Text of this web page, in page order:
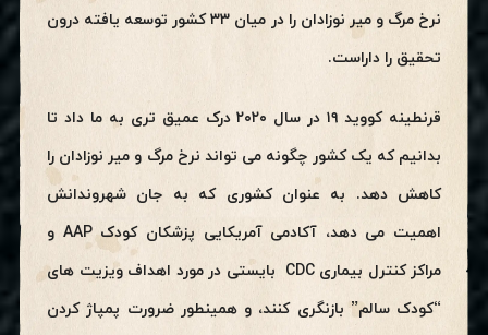
نرخ مرگ و میر نوزادان را در میان ۳۳ کشور توسعه یافته درون
تحقیق را داراست.
قرنطینه کووید ۱۹ در سال ۲۰۲۰ درک عمیق تری به ما داد تا
بدانیم که یک کشور چگونه می تواند نرخ مرگ و میر نوزادان را
کاهش دهد. به عنوان کشوری که به جان شهروندانش
اهمیت می دهد، آکادمی آمریکایی پزشکان کودک AAP و
مراکز کنترل بیماری CDC بایستی در مورد اهداف ویزیت های
“کودک سالم” بازنگری کنند، و همینطور ضرورت پمپاژ کردن